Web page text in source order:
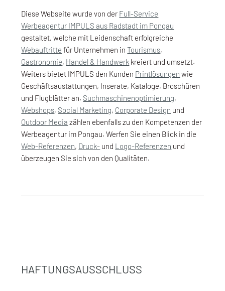
Diese Webseite wurde von der Full-Service
Werbeagentur IMPULS aus Radstadt im Pongau
gestaltet, welche mit Leidenschaft erfolgreiche
Webauftritte für Unternehmen inTourismus,
Gastronomie, Handel & Handwerk kreiert und umsetzt.
Weiters bietet IMPULS den Kunden Printlösungen wie
Geschäftsaustattungen, Inserate, Kataloge, Broschüren
und Flugblätter an. Suchmaschinenoptimierung,
Webshops, Social Marketing, Corporate Design und
Outdoor Media zählen ebenfalls zu den Kompetenzen der
Werbeagentur im Pongau. Werfen Sie einen Blick in die
Web-Referenzen, Druck- und Logo-Referenzen und
überzeugen Sie sich von den Qualitäten.
HAFTUNGSAUSSCHLUSS